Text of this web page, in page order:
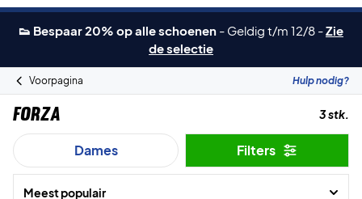
👟 Bespaar 20% op alle schoenen - Geldig t/m 12/8 -Zie
de selectie
Voorpagina Hulp nodig?
Forza 3 stk.
Dames Filters
Meest populair